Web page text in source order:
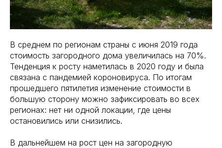
В среднем по регионам страны с июня 2019 года
стоимость загородного дома увеличилась на 70%.
Тенденция к росту наметилась в 2020 году и была
связана с пандемией короновируса. По итогам
прошедшего пятилетия изменение стоимости в
большую сторону можно зафиксировать во всех
регионах: нет ни одной локации, где цены
остановились или снизились.
В дальнейшем на рост цен на загородную